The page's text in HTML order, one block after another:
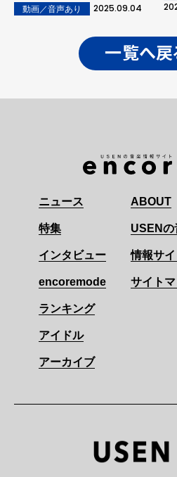
動画／音声あり 2025.09.04
一覧へ戻
ニュース
特集
インタビュー
encoremode
ランキング
アイドル
アーカイブ
ABOUT
USENの
情報サイ
サイト